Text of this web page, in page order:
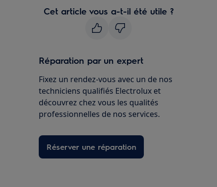
Cet article vous a-t-il été utile ?
Réparation par un expert
Fixez un rendez-vous avec un de nos
techniciens qualifiés Electrolux et
découvrez chez vous les qualités
professionnelles de nos services.
Réserver une réparation